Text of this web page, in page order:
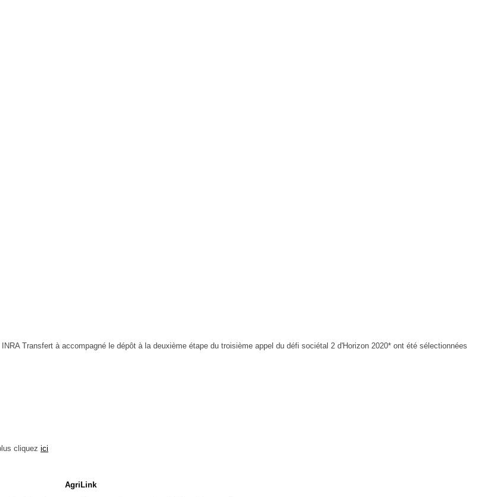
Transfert à accompagné le dépôt à la deuxième étape du troisième appel du défi sociétal 2 d'Horizon 2020* ont été sélectionnées
cliquez ici
AgriLink